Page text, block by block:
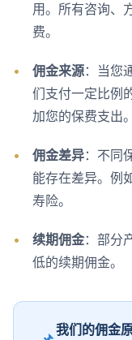
用。所有咨询、
费。
• 佣金来源：当您
们支付一定比例
加您的保费支出。
• 佣金差异：不同
能存在差异。例
寿险。
• 续期佣金：部分
低的续期佣金。
我们的佣金